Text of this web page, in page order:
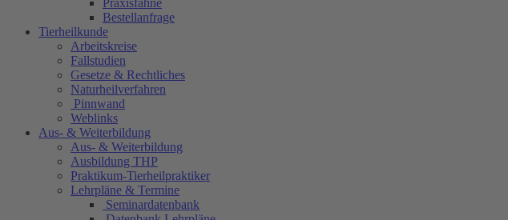
Praxisfahne
Bestellanfrage
Tierheilkunde
Arbeitskreise
Fallstudien
Gesetze & Rechtliches
Naturheilverfahren
Pinnwand
Weblinks
Aus- & Weiterbildung
Aus- & Weiterbildung
Ausbildung THP
Praktikum-Tierheilpraktiker
Lehrpläne & Termine
Seminardatenbank